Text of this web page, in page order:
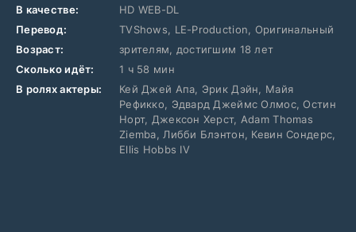
В качестве:
HD WEB-DL
Перевод:
TVShows, LE-Production, Оригинальный
Возраст:
зрителям, достигшим 18 лет
Сколько идёт:
1 ч 58 мин
В ролях актеры:
Кей Джей Апа, Эрик Дэйн, Майя
Рефикко, Эдвард Джеймс Олмос, Остин
Норт, Джексон Херст, Adam Thomas
Ziemba, Либби Блэнтон, Кевин Сондерс,
Ellis Hobbs IV